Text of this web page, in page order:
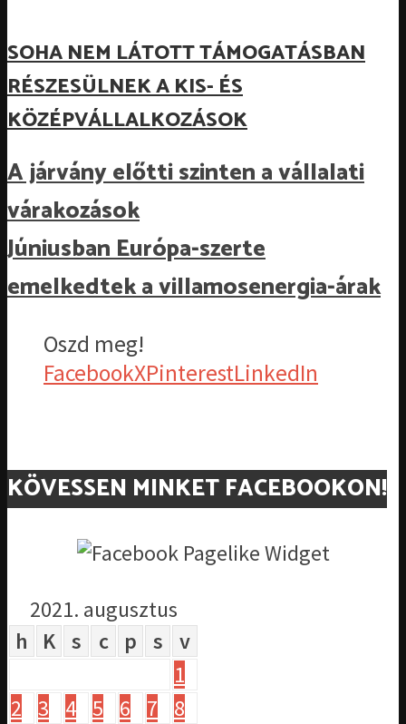
SOHA NEM LÁTOTT TÁMOGATÁSBAN
RÉSZESÜLNEK A KIS- ÉS
KÖZÉPVÁLLALKOZÁSOK
A járvány előtti szinten a vállalati
várakozások
Júniusban Európa-szerte
emelkedtek a villamosenergia-árak
Oszd meg!
FacebookXPinterestLinkedIn
KÖVESSEN MINKET FACEBOOKON!
2021. augusztus
h
K s c p s
v
1
2
3 4 5 6 7
8